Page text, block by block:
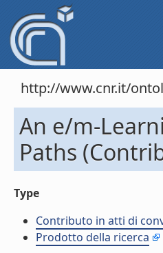
http://www.cnr.it/
An e/m-
Paths
Type
Contributo in atti di
Prodotto della ricerca